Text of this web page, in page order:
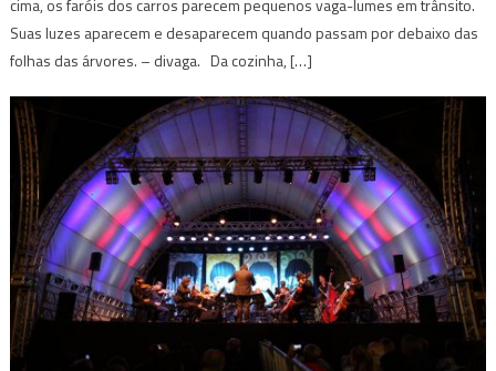
cima, os faróis dos carros parecem pequenos vaga-lumes em trânsito.
Suas luzes aparecem e desaparecem quando passam por debaixo das
folhas das árvores. – divaga. Da cozinha, […]